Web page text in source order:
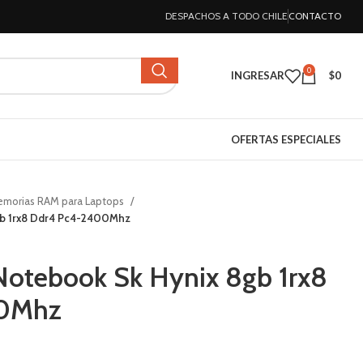
DESPACHOS A TODO CHILE CONTACTO
INGRESAR 0 $0
OFERTAS ESPECIALES
RAM para Laptops
1rx8 Ddr4 Pc4-2400Mhz
Sk Hynix 8gb 1rx8